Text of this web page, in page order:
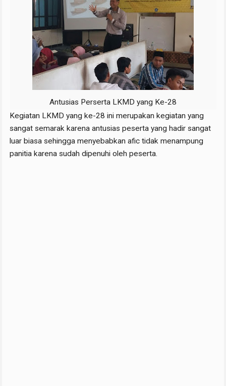
Antusias Perserta LKMD yang Ke-28
Kegiatan LKMD yang ke-28 ini merupakan kegiatan yang
sangat semarak karena antusias peserta yang hadir sangat
luar biasa sehingga menyebabkan afic tidak menampung
panitia karena sudah dipenuhi oleh peserta.